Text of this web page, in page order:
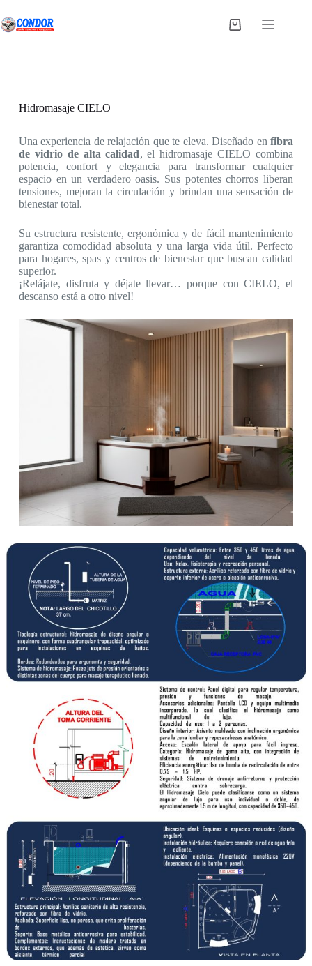
al
contenido
Carro
Hidromasaje CIELO
Una experiencia de relajación que te eleva. Diseñado enfibra
de vidrio de alta calidad, el hidromasaje CIELO combina
potencia, confort y elegancia para transformar cualquier
espacio en un verdadero oasis. Sus potentes chorros liberan
tensiones, mejoran la circulación y brindan una sensación de
bienestar total.
Su estructura resistente, ergonómica y de fácil mantenimiento
garantiza comodidad absoluta y una larga vida útil. Perfecto
para hogares, spas y centros de bienestar que buscan calidad
superior.
¡Relájate, disfruta y déjate llevar… porque con CIELO, el
descanso está a otro nivel!